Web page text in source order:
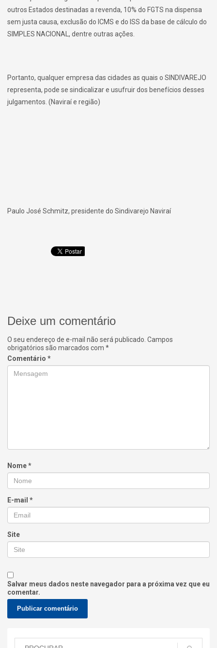
outros Estados destinadas a revenda, 10% do FGTS na dispensa
sem justa causa, exclusão do ICMS e do ISS da base de cálculo do
SIMPLES NACIONAL, dentre outras ações.
Portanto, qualquer empresa das cidades as quais o SINDIVAREJO
representa, pode se sindicalizar e usufruir dos benefícios desses
julgamentos. (Naviraí e região)
Paulo José Schmitz, presidente do Sindivarejo Naviraí
Deixe um comentário
O seu endereço de e-mail não será publicado. Campos
obrigatórios são marcados com *
Comentário *
Nome*
E-mail *
Site
Salvar meus dados neste navegador para a próxima vez que eu
comentar.